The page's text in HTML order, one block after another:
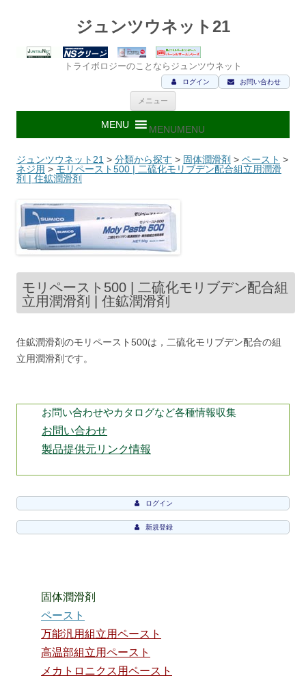
ジュンツウネット21
トライボロジーのことならジュンツウネット
お問い合わせ
ログイン
メニュー
ン
ツ
ス
キ
ッ
MENUMENU
ジュンツウネット21 > 分類から探す > 固体潤滑剤 > ペースト >
ネジ用 > モリペースト500 | 二硫化モリブデン配合組立用潤滑
剤 | 住鉱潤滑剤
モリペースト500 | 二硫化モリブデン配合組
立用潤滑剤 | 住鉱潤滑剤
住鉱潤滑剤のモリペースト500は，二硫化モリブデン配合の組
立用潤滑剤です。
お問い合わせやカタログなど各種情報収集
お問い合わせ
製品提供元リンク情報
ログイン
新規登録
固体潤滑剤
ペースト
万能汎用組立用ペースト
高温部組立用ペースト
メカトロニクス用ペースト